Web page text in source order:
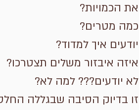
את הכמויות?
כמה מטרים?
יודעים איך למדוד?
איזה איבזור משלים תצטרכו?
לא יודעים??? למה לא?
זו בדיוק הסיבה שבגללה